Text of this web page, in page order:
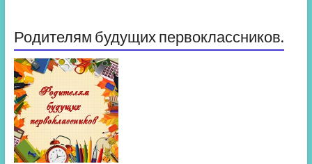
Родителям будущих первоклассников.